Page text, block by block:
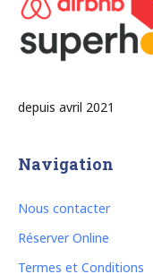
depuis avril 2021
Navigation
Nous contacter
Réserver Online
Termes et Conditions